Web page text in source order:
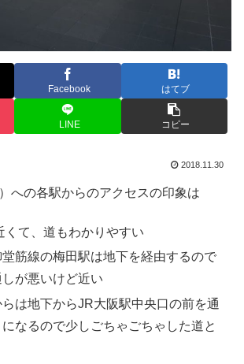
Facebook はてブ
LINE コピー
2018.11.30
への各駅からのアクセスの印象は
くて、道もわかりやすい
筋線の梅田駅は地下を経由するので
が悪いけど近い
は地下からJR大阪駅中央口の前を通
なるので少しごちゃごちゃした道と